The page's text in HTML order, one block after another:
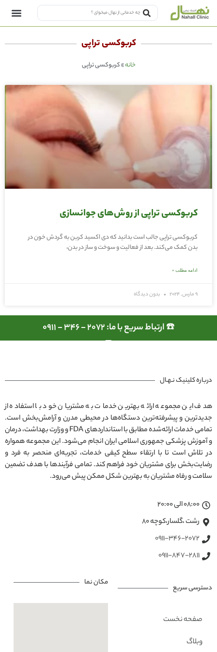
کربوکسی تراپی
خانه»کربوکسی تراپی
کربوکسی تراپی از روش‌های جوانسازی
کربوکسی تراپی جالب است بدانید که دی اکسید کربن به گردش خون در
بدن کمک می‌کند. بعد از فعالیت و سوخت و ساز در بدن،
ادامه مطلب »
9 مارس, 2024 بدون دیدگاه
☎️ ارتباط سریع با ما: 2072 - 346 - 0911
درباره کلینیک نـهـال
هدف این مجموعه ارائه بهترین خدمات به مشتریان خود با استفاده از
جدیدترین و پیشرفته‌ترین دستگاه‌ها در محیطی مدرن و آرامش‌بخش است.
تمامی خدمات ارائه‌شده مطابق با استانداردهای FDA و وزارت بهداشت، درمان
و آموزش پزشکی جمهوری اسلامی ایران انجام می‌شود. این مجموعه همواره
در تلاش است تا با ارتقاء سطح کیفی خدمات، تجربه‌ای منحصر به فرد و
رضایت‌بخش برای مشتریان خود فراهم کند. تمامی فرآیندها با هدف تضمین
سلامت و رفاه مشتریان به بهترین شکل ممکن پیش می‌رود.
08:00 الی 20:00
رشت ،گلسار،کوچه ۸۰
0911-346-2072
0911-847-2811
دسترسی سریع
صفحه نخست
وبلاگ
مکان نما